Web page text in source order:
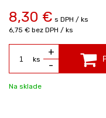
8,30 € s DPH / ks
6,75 € bez DPH / ks
ks
+
-
Na sklade